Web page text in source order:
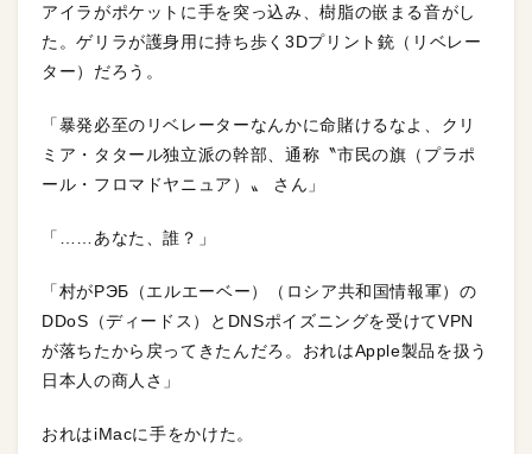
アイラがポケットに手を突っ込み、樹脂の嵌まる音がし
た。ゲリラが護身用に持ち歩く3Dプリント銃（リベレー
ター）だろう。
「暴発必至のリベレーターなんかに命賭けるなよ、クリ
ミア・タタール独立派の幹部、通称〝市民の旗（プラポ
ール・フロマドヤニュア）〟 さん」
「……あなた、誰？」
「村がРЭБ（エルエーベー）（ロシア共和国情報軍）の
DDoS（ディードス）とDNSポイズニングを受けてVPN
が落ちたから戻ってきたんだろ。おれはApple製品を扱う
日本人の商人さ」
おれはiMacに手をかけた。